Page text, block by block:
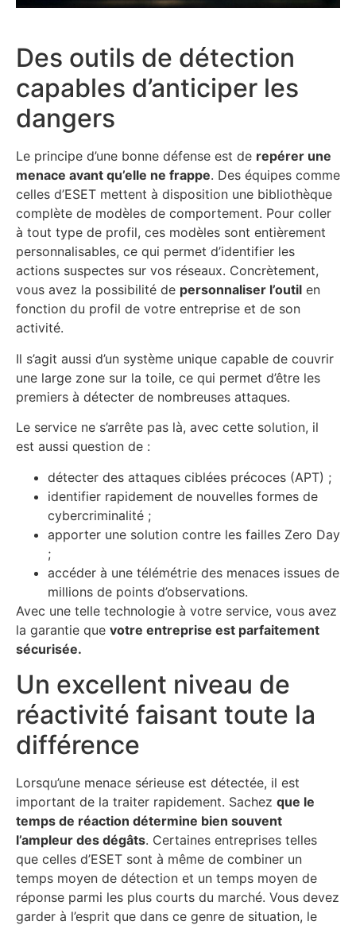
Des outils de détection
capables d’anticiper les
dangers
Le principe d’une bonne défense est de repérer une
menace avant qu’elle ne frappe. Des équipes comme
celles d’ESET mettent à disposition une bibliothèque
complète de modèles de comportement. Pour coller
à tout type de profil, ces modèles sont entièrement
personnalisables, ce qui permet d’identifier les
actions suspectes sur vos réseaux. Concrètement,
vous avez la possibilité de personnaliser l’outil en
fonction du profil de votre entreprise et de son
activité.
Il s’agit aussi d’un système unique capable de couvrir
une large zone sur la toile, ce qui permet d’être les
premiers à détecter de nombreuses attaques.
Le service ne s’arrête pas là, avec cette solution, il
est aussi question de :
détecter des attaques ciblées précoces (APT) ;
identifier rapidement de nouvelles formes de
cybercriminalité ;
apporter une solution contre les failles Zero Day
;
accéder à une télémétrie des menaces issues de
millions de points d’observations.
Avec une telle technologie à votre service, vous avez
la garantie que votre entreprise est parfaitement
sécurisée.
Un excellent niveau de
réactivité faisant toute la
différence
Lorsqu’une menace sérieuse est détectée, il est
important de la traiter rapidement. Sachez que le
temps de réaction détermine bien souvent
l’ampleur des dégâts. Certaines entreprises telles
que celles d’ESET sont à même de combiner un
temps moyen de détection et un temps moyen de
réponse parmi les plus courts du marché. Vous devez
garder à l’esprit que dans ce genre de situation, le